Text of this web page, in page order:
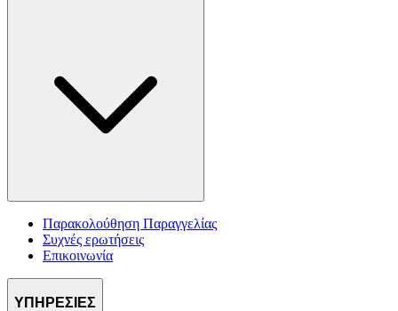
Παρακολούθηση Παραγγελίας
Συχνές ερωτήσεις
Επικοινωνία
ΥΠΗΡΕΣΙΕΣ